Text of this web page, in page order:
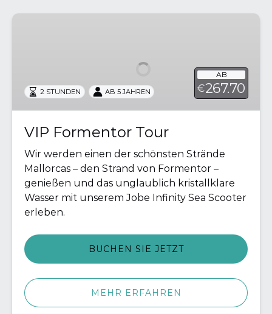
AB
€267.70
2 STUNDEN AB 5 JAHREN
VIP Formentor Tour
Wir werden einen der schönsten Strände
Mallorcas – den Strand von Formentor –
genießen und das unglaublich kristallklare
Wasser mit unserem Jobe Infinity Sea Scooter
erleben.
BUCHEN SIE JETZT
MEHR ERFAHREN